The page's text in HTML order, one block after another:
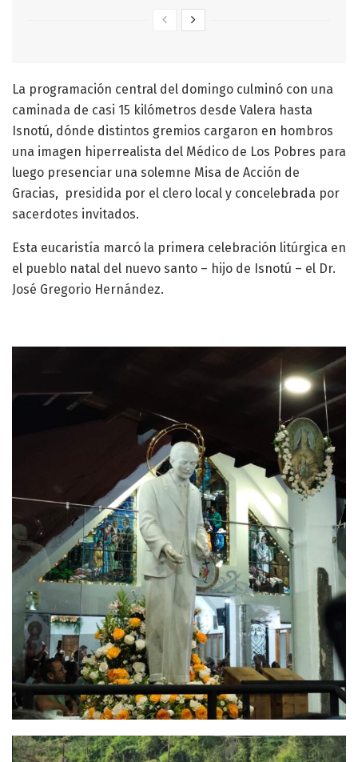
La programación central del domingo culminó con una
caminada de casi 15 kilómetros desde Valera hasta
Isnotú, dónde distintos gremios cargaron en hombros
una imagen hiperrealista del Médico de Los Pobres para
luego presenciar una solemne Misa de Acción de
Gracias, presidida por el clero local y concelebrada por
sacerdotes invitados.
Esta eucaristía marcó la primera celebración litúrgica en
el pueblo natal del nuevo santo – hijo de Isnotú – el Dr.
José Gregorio Hernández.